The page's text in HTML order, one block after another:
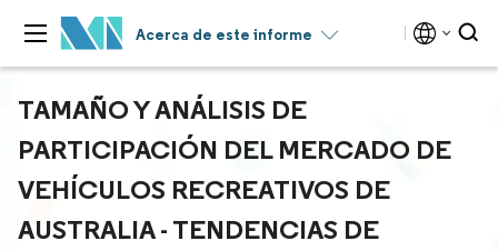
Acerca de este informe
TAMAÑO Y ANÁLISIS DE
PARTICIPACIÓN DEL MERCADO DE
VEHÍCULOS RECREATIVOS DE
AUSTRALIA - TENDENCIAS DE